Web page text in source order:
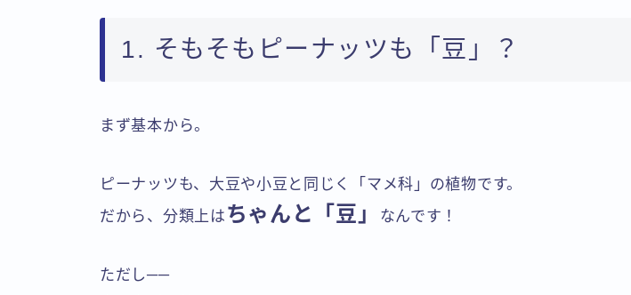
1. そもそもピーナッツも「豆」？
まず基本から。
ピーナッツも、大豆や小豆と同じく「マメ科」の植物です。
だから、分類上は ちゃんと「豆」 なんです！
ただし──